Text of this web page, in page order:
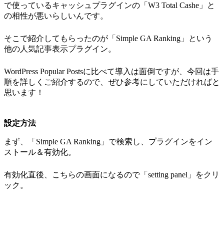
で使っているキャッシュプラグインの「W3 Total Cashe」と
の相性が悪いらしいんです。
そこで紹介してもらったのが「Simple GA Ranking」という
他の人気記事表示プラグイン。
WordPress Popular Postsに比べて導入は面倒ですが、今回は手
順を詳しくご紹介するので、ぜひ参考にしていただければと
思います！
設定方法
まず、「Simple GA Ranking」で検索し、プラグインをイン
ストール＆有効化。
有効化直後、こちらの画面になるので「setting panel」をクリ
ック。